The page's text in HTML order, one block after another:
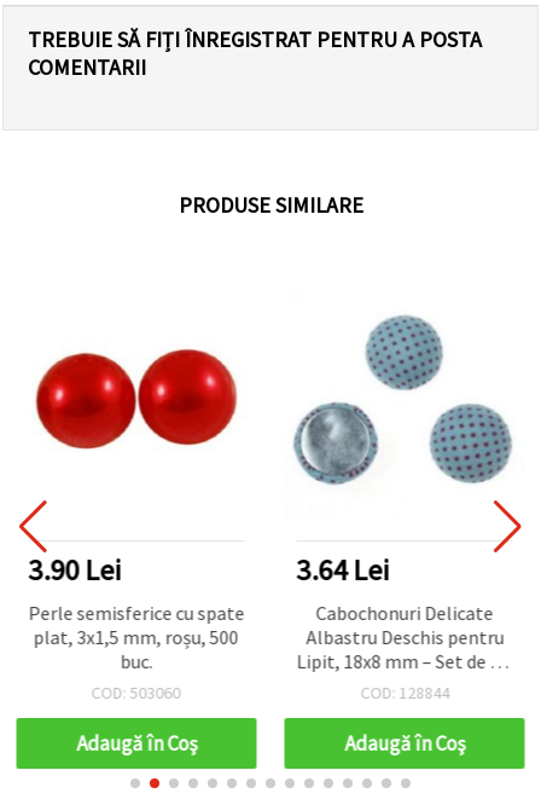
TREBUIE SĂ FIȚI ÎNREGISTRAT PENTRU A POSTA
COMENTARII
PRODUSE SIMILARE
3.90 Lei
Perle semisferice cu spate
plat, 3x1,5 mm, roșu, 500
buc.
COD: 503060
Adaugă în Coş
3.64 Lei
Cabochonuri Delicate
Albastru Deschis pentru
Lipit, 18x8 mm – Set de 5 –
Perfecte pentru Bijuterii
Proiecte DIY, Hobby și
Handmade
COD: 128844
Adaugă în Coş